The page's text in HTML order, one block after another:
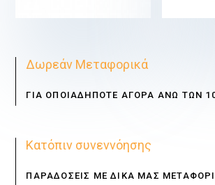
Δωρεάν Μεταφορικά
ΓΙΑ ΟΠΟΙΑΔΗΠΟΤΕ ΑΓΟΡΑ ΑΝΩ ΤΩΝ
Κατόπιν συνεννόησης
ΠΑΡΑΔΟΣΕΙΣ ΜΕ ΔΙΚΑ ΜΑΣ